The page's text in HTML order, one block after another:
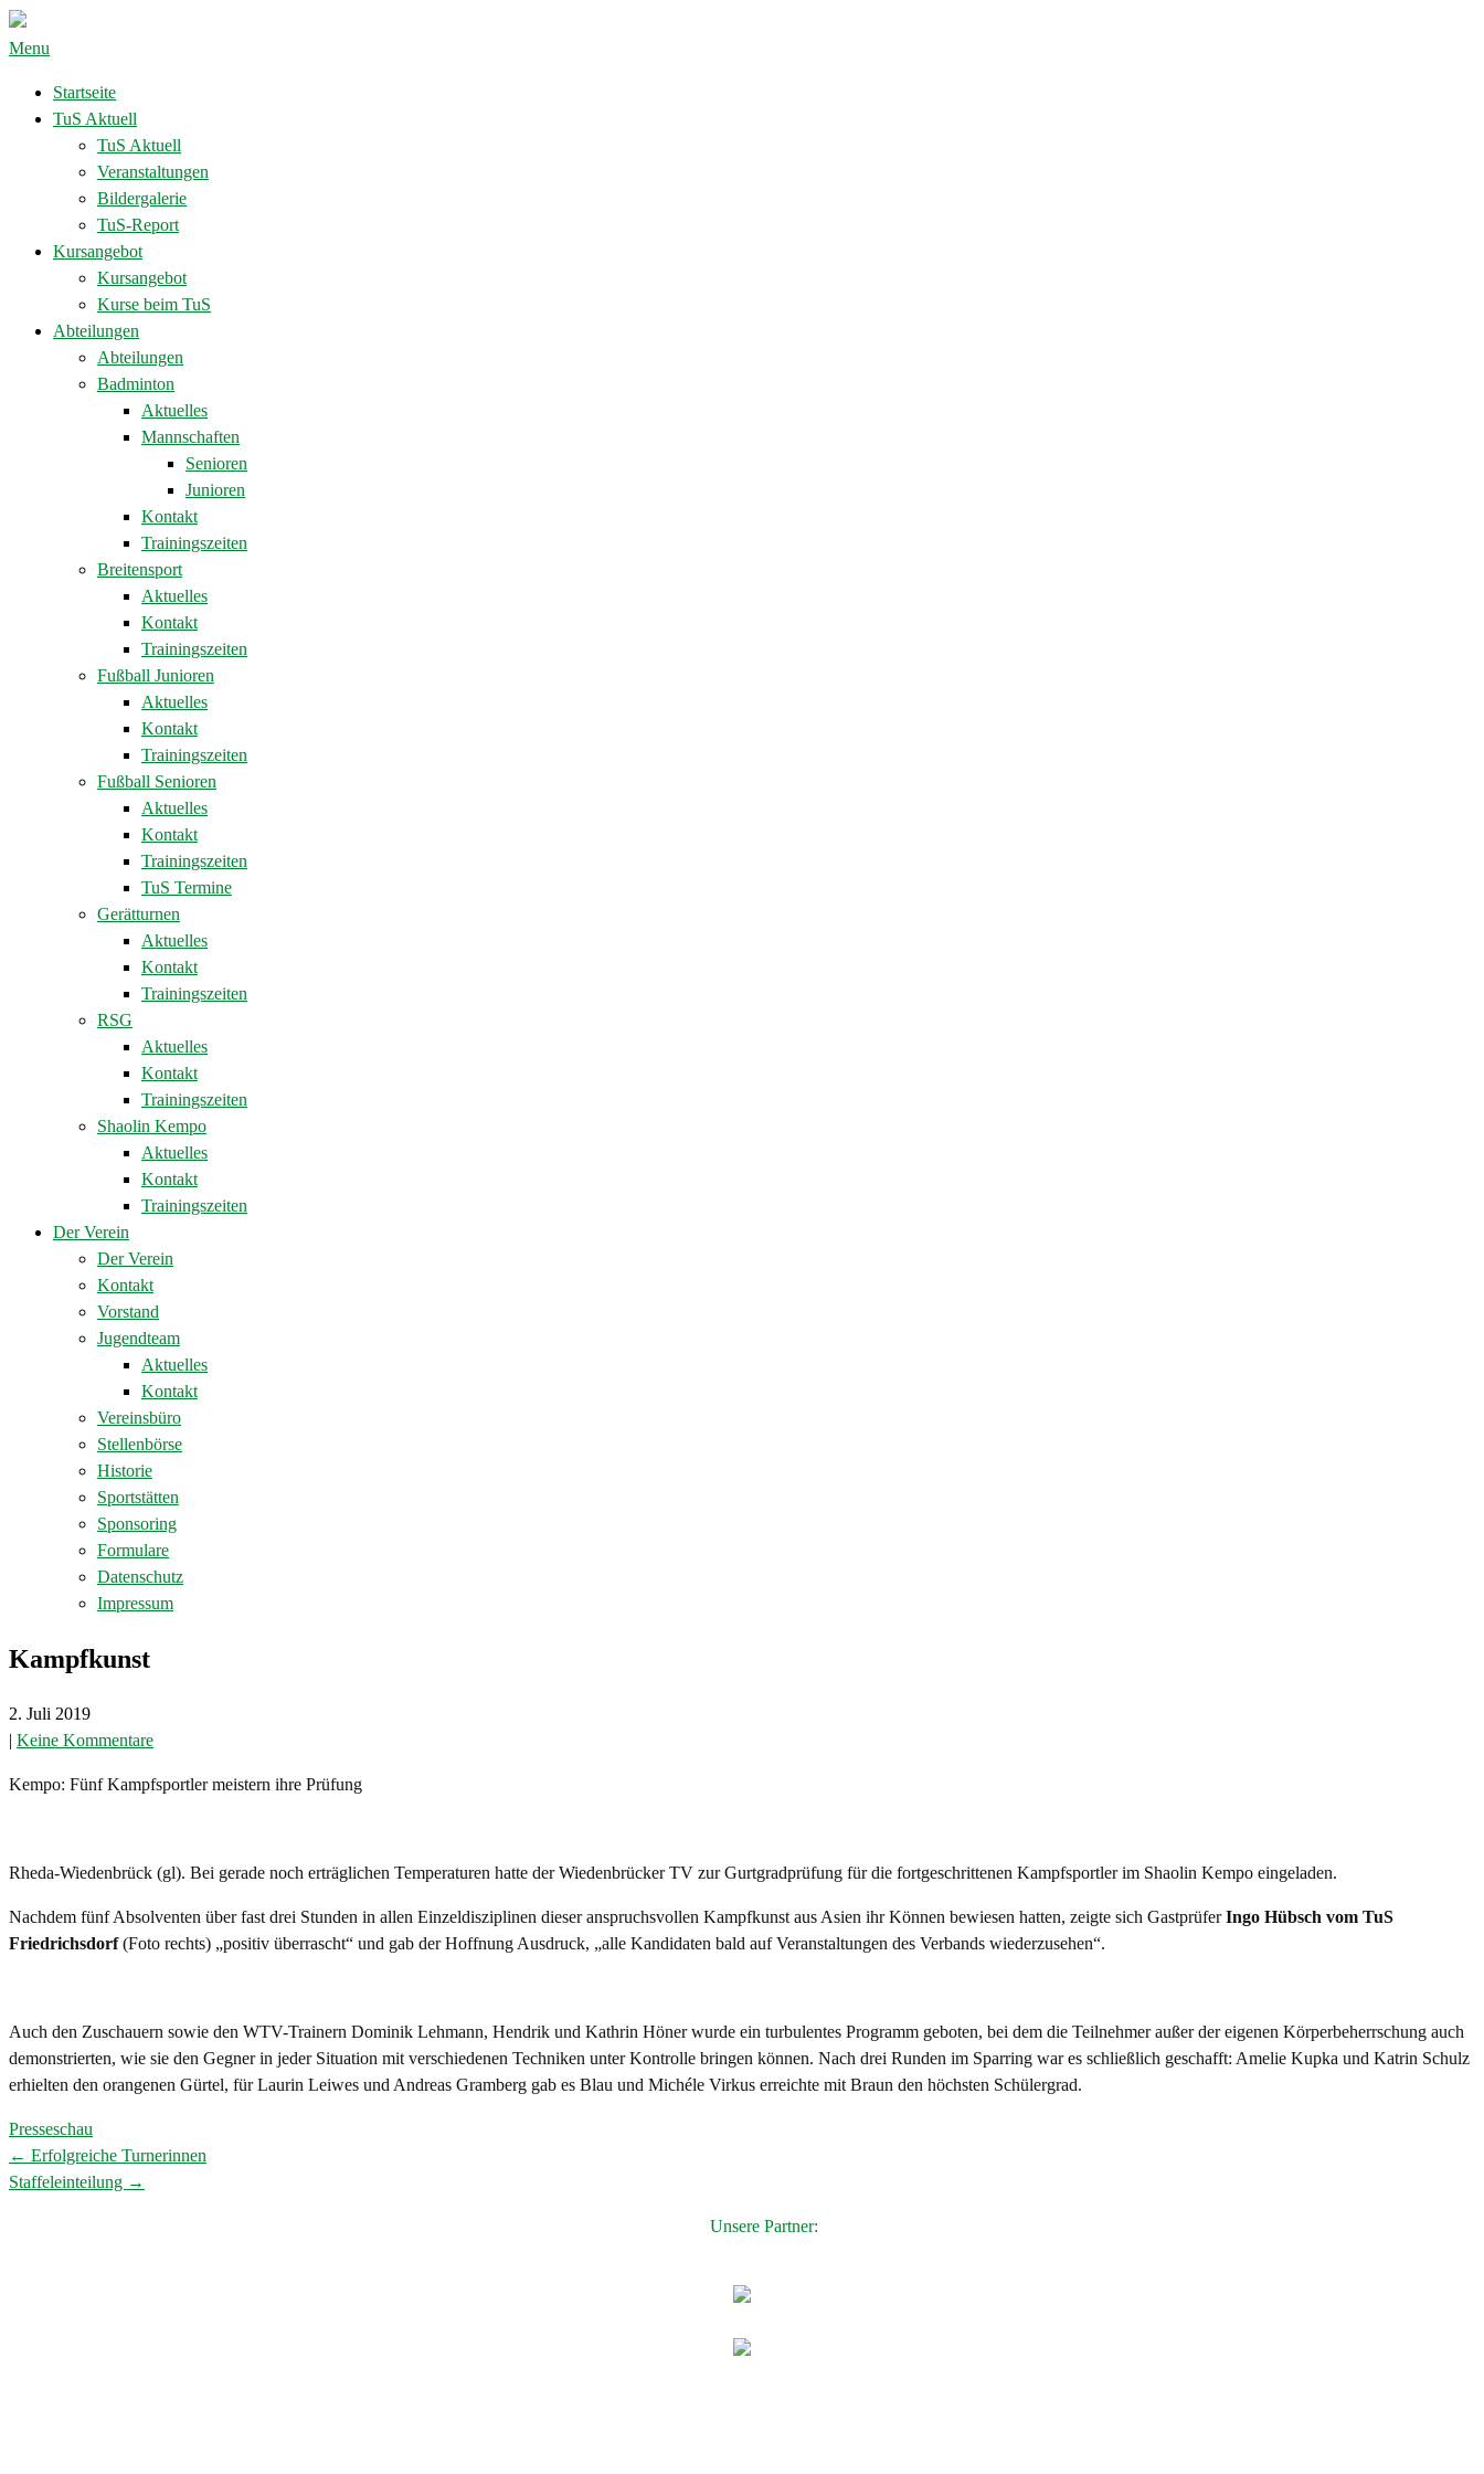
Menu
Startseite
TuS Aktuell
TuS Aktuell
Veranstaltungen
Bildergalerie
TuS-Report
Kursangebot
Kursangebot
Kurse beim TuS
Abteilungen
Abteilungen
Badminton
Aktuelles
Mannschaften
Senioren
Junioren
Kontakt
Trainingszeiten
Breitensport
Aktuelles
Kontakt
Trainingszeiten
Fußball Junioren
Aktuelles
Kontakt
Trainingszeiten
Fußball Senioren
Aktuelles
Kontakt
Trainingszeiten
TuS Termine
Gerätturnen
Aktuelles
Kontakt
Trainingszeiten
RSG
Aktuelles
Kontakt
Trainingszeiten
Shaolin Kempo
Aktuelles
Kontakt
Trainingszeiten
Der Verein
Der Verein
Kontakt
Vorstand
Jugendteam
Aktuelles
Kontakt
Vereinsbüro
Stellenbörse
Historie
Sportstätten
Sponsoring
Formulare
Datenschutz
Impressum
Kampfkunst
2. Juli 2019
| Keine Kommentare
Kempo: Fünf Kampfsportler meistern ihre Prüfung
Rheda-Wiedenbrück (gl). Bei gerade noch erträglichen Temperaturen hatte der Wiedenbrücker TV zur Gurtgradprüfung für die fortgeschrittenen Kampfsportler im Shaolin Kempo eingeladen.
Nachdem fünf Absolventen über fast drei Stunden in allen Einzeldisziplinen dieser anspruchsvollen Kampfkunst aus Asien ihr Können bewiesen hatten, zeigte sich GastprüferIngo Hübsch vom TuS
Friedrichsdorf(Foto rechts) „positiv überrascht“ und gab der Hoffnung Ausdruck, „alle Kandidaten bald auf Veranstaltungen des Verbands wiederzusehen“.
Auch den Zuschauern sowie den WTV-Trainern Dominik Lehmann, Hendrik und Kathrin Höner wurde ein turbulentes Programm geboten, bei dem die Teilnehmer außer der eigenen Körperbeherrschung auch
demonstrierten, wie sie den Gegner in jeder Situation mit verschiedenen Techniken unter Kontrolle bringen können. Nach drei Runden im Sparring war es schließlich geschafft: Amelie Kupka und Katrin Schulz
erhielten den orangenen Gürtel, für Laurin Leiwes und Andreas Gramberg gab es Blau und Michéle Virkus erreichte mit Braun den höchsten Schülergrad.
Presseschau
Post
navigation
← Erfolgreiche Turnerinnen
Staffeleinteilung →
Unsere Partner: